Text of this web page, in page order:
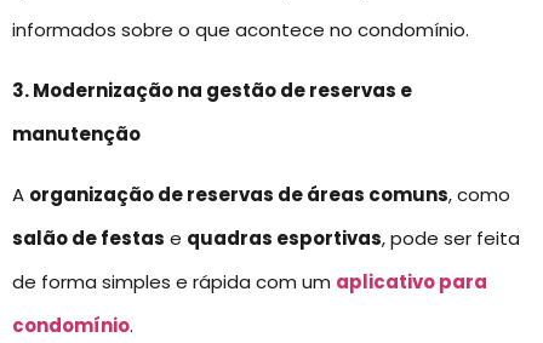
informados sobre o que acontece no condomínio.
3. Modernização na gestão de reservas e
manutenção
A organização de reservas de áreas comuns, como
salão de festas e quadras esportivas, pode ser feita
de forma simples e rápida com um aplicativo para
condomínio.